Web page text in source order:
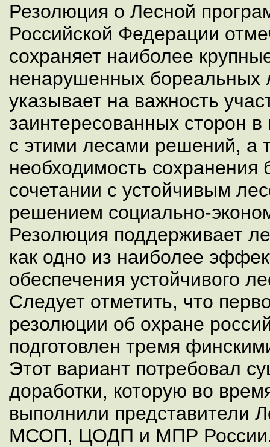
Резолюция о Лесной
Российской Федерации
сохраняет наиболее
ненарушенных бореальных
указывает на важность
заинтересованных сторон
с этими лесами решений, а
необходимость сохранения
сочетании с устойчивым
решением социально-
Резолюция поддерживает
как одно из наиболее
обеспечения устойчивого
Следует отметить, что
резолюции об охране
подготовлен тремя
Этот вариант потребовал
доработки, которую во
выполнили представители
МСОП, ЦОДП и МПР